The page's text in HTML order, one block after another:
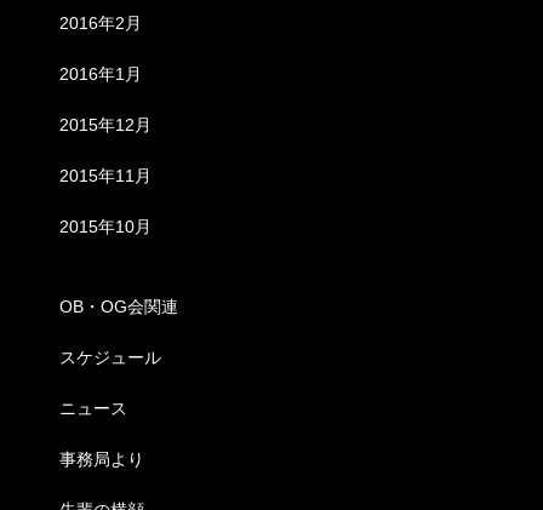
2016年2月
2016年1月
2015年12月
2015年11月
2015年10月
OB・OG会関連
スケジュール
ニュース
事務局より